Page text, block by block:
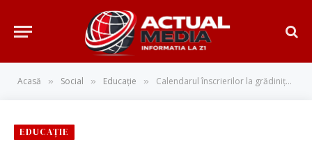
Acasă » Social » Educație » Calendarul înscrierilor la grădiniță și creșă pentru anul școlar 2026-2027, aprobat de Ministerul Educației. Când începe prima etapă
EDUCAȚIE